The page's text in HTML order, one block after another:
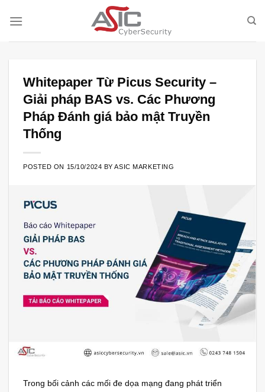
Whitepaper Từ Picus Security –
Giải pháp BAS vs. Các Phương
Pháp Đánh giá bảo mật Truyền
Thống
POSTED ON 15/10/2024 BYASIC MARKETING
Trong bối cảnh các mối đe dọa mạng đang phát triển